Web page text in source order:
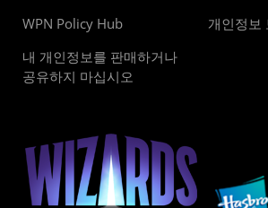
WPN Policy Hub
개인정보
내 개인정보를 판매하거나
공유하지 마십시오